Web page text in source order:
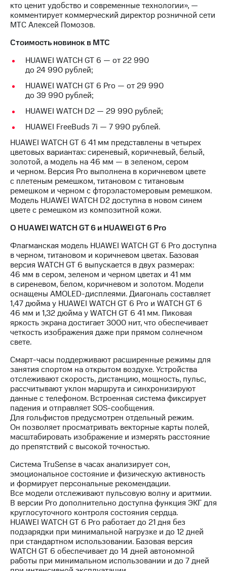
и
аудит
Рынок
Описание
Программа
приобретения
Порядок
выкупа
Дивиденды
Рынок
Описание
Еврооблигации-2023
Уведомление
о
погашении
именных
облигаций
Реквизиты
Контакты
развитие
деловая этика
На главную
кто ценит удобство и современные технологии», —
комментирует коммерческий директор розничной сети
МТС Алексей Помозов.
Стоимость новинок в МТС
HUAWEI WATCH GT 6 — от 22 990
до 24 990 рублей;
HUAWEI WATCH GT 6 Pro — от 29 990
до 39 990 рублей;
HUAWEI WATCH D2 — 29 990 рублей;
HUAWEI FreeBuds 7i — 7 990 рублей.
HUAWEI WATCH GT 6 41 мм представлены в четырех
цветовых вариантах: сиреневый, коричневый, белый,
золотой, а модель на 46 мм — в зеленом, сером
и черном. Версия Pro выполнена в коричневом цвете
c плетеным ремешком, титановом с титановым
ремешком и черном с фторэластомеровым ремешком.
Модель HUAWEI WATCH D2 доступна в новом синем
цвете с ремешком из композитной кожи.
О HUAWEI WATCH GT 6 и HUAWEI GT 6 Pro
Флагманская модель HUAWEI WATCH GT 6 Pro доступна
в черном, титановом и коричневом цветах. Базовая
версия WATCH GT 6 выпускается в двух размерах:
46 мм в сером, зеленом и черном цветах и 41 мм
в сиреневом, белом, коричневом и золотом. Модели
оснащены AMOLED-дисплеями. Диагональ составляет
1,47 дюйма у HUAWEI WATCH GT 6 Pro и WATCH GT 6
46 мм и 1,32 дюйма у WATCH GT 6 41 мм. Пиковая
яркость экрана достигает 3000 нит, что обеспечивает
четкость изображения даже при прямом солнечном
свете.
Смарт-часы поддерживают расширенные режимы для
занятия спортом на открытом воздухе. Устройства
отслеживают скорость, дистанцию, мощность, пульс,
рассчитывают уклон маршрута и синхронизируют
данные с телефоном. Встроенная система фиксирует
падения и отправляет SOS-сообщения.
Для гольфистов предусмотрен отдельный режим.
Он позволяет просматривать векторные карты полей,
масштабировать изображение и измерять расстояние
до препятствий с высокой точностью.
Система TruSense в часах анализирует сон,
эмоциональное состояние и физическую активность
и формирует персональные рекомендации.
Все модели отслеживают пульсовую волну и аритмии.
В версии Pro дополнительно доступна функция ЭКГ для
круглосуточного контроля состояния сердца.
HUAWEI WATCH GT 6 Pro работает до 21 дня без
подзарядки при минимальной нагрузке и до 12 дней
при стандартном использовании. Базовая версия
WATCH GT 6 обеспечивает до 14 дней автономной
работы при минимальном использовании и до 7 дней